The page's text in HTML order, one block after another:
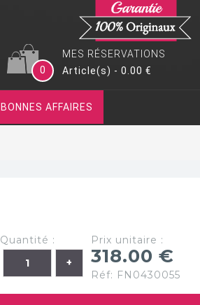
MES RÉSERVATIONS
0
Article(s) - 0.00 €
BONNES AFFAIRES
Quantité : Prix unitaire :
318.00 €
Réf: FN0430055